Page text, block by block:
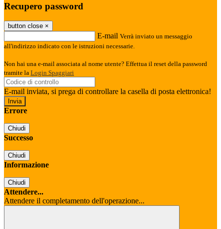
Recupero password
button close ×
E-mail Verrà inviato un messaggio
all'indirizzo indicato con le istruzioni necessarie.
Non hai una e-mail associata al nome utente? Effettua il reset della password
tramite la Login Spaggiari
E-mail inviata, si prega di controllare la casella di posta elettronica!
Errore
Chiudi
Successo
Chiudi
Informazione
Chiudi
Attendere...
Attendere il completamento dell'operazione...